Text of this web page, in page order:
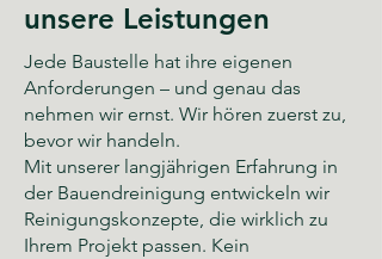
unsere Leistungen
Jede Baustelle hat ihre eigenen
Anforderungen – und genau das
nehmen wir ernst. Wir hören zuerst zu,
bevor wir handeln.
Mit unserer langjährigen Erfahrung in
der Bauendreinigung entwickeln wir
Reinigungskonzepte, die wirklich zu
Ihrem Projekt passen. Kein